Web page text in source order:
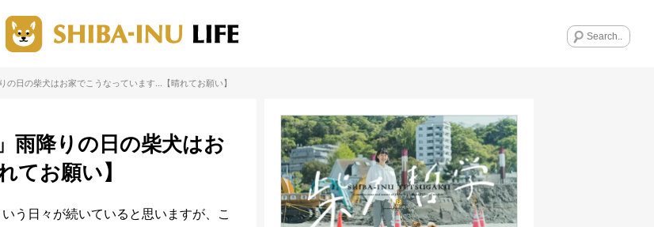
の日の柴犬はお家でこうなっています…【晴れてお願い】
雨降りの日の柴犬はお
てお願い】
う日々が続いていると思いますが、こ